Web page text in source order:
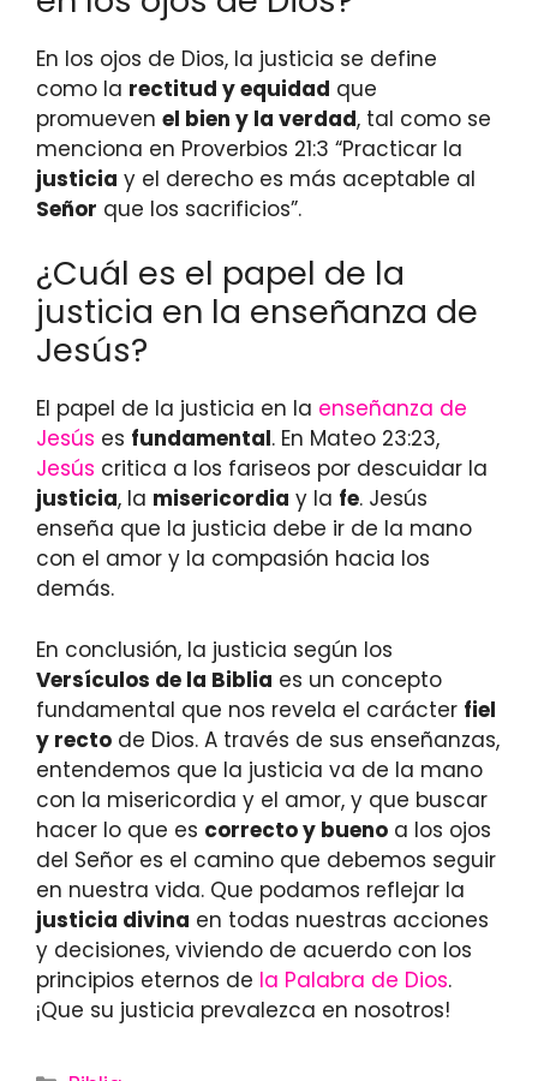
En los ojos de Dios, la justicia se define
como la rectitud y equidad que
promueven el bien y la verdad, tal como se
menciona en Proverbios 21:3 “Practicar la
justicia y el derecho es más aceptable al
Señor que los sacrificios”.
¿Cuál es el papel de la
justicia en la enseñanza de
Jesús?
El papel de la justicia en la enseñanza de
Jesús es fundamental. En Mateo 23:23,
Jesús critica a los fariseos por descuidar la
justicia, la misericordia y la fe. Jesús
enseña que la justicia debe ir de la mano
con el amor y la compasión hacia los
demás.
En conclusión, la justicia según los
Versículos de la Biblia es un concepto
fundamental que nos revela el carácter fiel
y recto de Dios. A través de sus enseñanzas,
entendemos que la justicia va de la mano
con la misericordia y el amor, y que buscar
hacer lo que es correcto y bueno a los ojos
del Señor es el camino que debemos seguir
en nuestra vida. Que podamos reflejar la
justicia divina en todas nuestras acciones
y decisiones, viviendo de acuerdo con los
principios eternos de la Palabra de Dios.
¡Que su justicia prevalezca en nosotros!